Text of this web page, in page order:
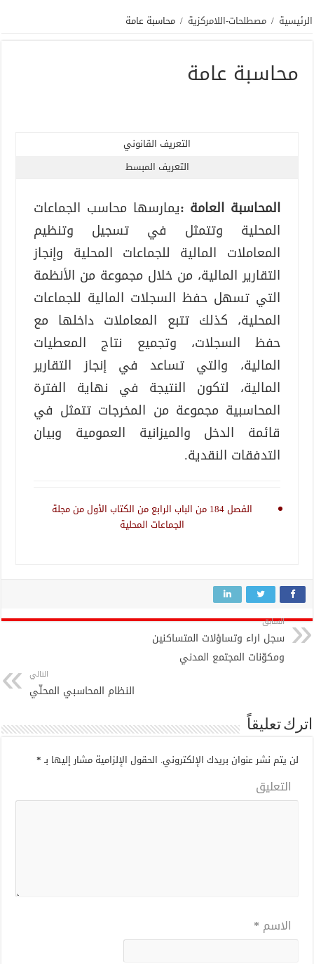
الرئيسية / مصطلحات-اللامركزية / محاسبة عامة
محاسبة عامة
التعريف القانوني
التعريف المبسط
المحاسبة العامة :يمارسها محاسب الجماعات
المحلية وتتمثل في تسجيل وتنظيم
المعاملات المالية للجماعات المحلية وإنجاز
التقارير المالية، من خلال مجموعة من الأنظمة
التي تسهل حفظ السجلات المالية للجماعات
المحلية، كذلك تتبع المعاملات داخلها مع
حفظ السجلات، وتجميع نتاج المعطيات
المالية، والتي تساعد في إنجاز التقارير
المالية، لتكون النتيجة في نهاية الفترة
المحاسبية مجموعة من المخرجات تتمثل في
قائمة الدخل والميزانية العمومية وبيان
التدفقات النقدية.
الفصل 184 من الباب الرابع من الكتاب الأول من مجلة
الجماعات المحلية
السابق
سجل اراء وتساؤلات المتساكنين
ومكوّنات المجتمع المدني
التالي
النظام المحاسبي المحلّي
اترك تعليقاً
لن يتم نشر عنوان بريدك الإلكتروني. الحقول الإلزامية مشار إليها بـ*
التعليق
الاسم *